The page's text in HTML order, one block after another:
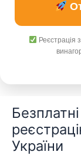
Реєстрація
вмісту
України